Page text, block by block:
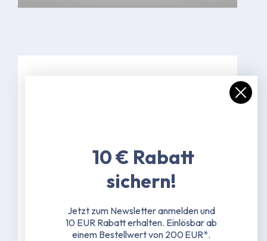
Aluminium
Scherengestänge 25x12 mm - 1,00
mm Materialstärke - doppelt
Mehr erfahren
10 € Rabatt
sichern!
Jetzt zum Newsletter anmelden und
10 EUR Rabatt erhalten. Einlösbar ab
einem Bestellwert von 200 EUR*.